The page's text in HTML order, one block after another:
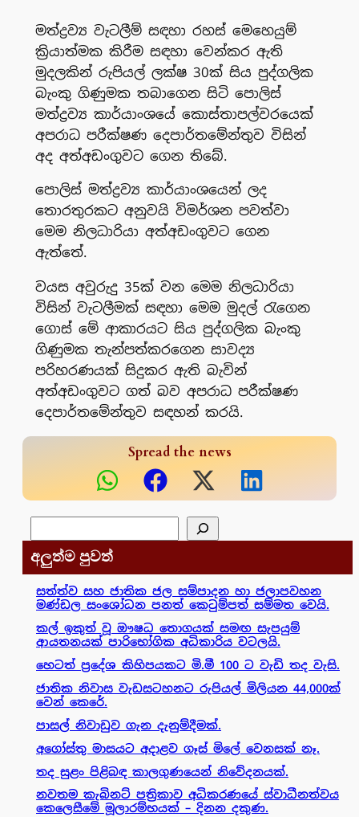
මත්ද්‍රව්‍ය වැටලීම් සඳහා රහස් මෙහෙයුම්
ක්‍රියාත්මක කිරීම සඳහා වෙන්කර ඇති
මුදලකින් රුපියල් ලක්ෂ 30ක් සිය පුද්ගලික
බැංකු ගිණුමක තබාගෙන සිටි පොලිස්
මත්ද්‍රව්‍ය කාර්යාංශයේ කොස්තාපල්වරයෙක්
අපරාධ පරීක්ෂණ දෙපාර්තමේන්තුව විසින්
අද අත්අඩංගුවට ගෙන තිබේ.
පොලිස් මත්ද්‍රව්‍ය කාර්යාංශයෙන් ලද
තොරතුරකට අනුවයි විමර්ශන පවත්වා
මෙම නිලධාරියා අත්අඩංගුවට ගෙන
ඇත්තේ.
වයස අවුරුදු 35ක් වන මෙම නිලධාරියා
විසින් වැටලීමක් සඳහා මෙම මුදල් රැගෙන
ගොස් මේ ආකාරයට සිය පුද්ගලික බැංකු
ගිණුමක තැන්පත්කරගෙන සාවද්‍ය
පරිහරණයක් සිදුකර ඇති බැවින්
අත්අඩංගුවට ගත් බව අපරාධ පරීක්ෂණ
දෙපාර්තමේන්තුව සඳහන් කරයි.
Spread the news
අලුත්ම පුවත්
සත්ත්ව සහ ජාතික ජල සම්පාදන හා ජලාපවහන
මණ්ඩල සංශෝධන පනත් කෙටුම්පත් සම්මත වෙයි.
කල් ඉකුත් වූ ඖෂධ තොගයක් සමඟ සැපයුම්
ආයතනයක් පාරිභෝගික අධිකාරිය වටලයි.
හෙටත් ප්‍රදේශ කිහිපයකට මි.මී 100 ට වැඩි තද වැසි.
ජාතික නිවාස වැඩසටහනට රුපියල් මිලියන 44,000ක්
වෙන් කෙරේ.
පාසල් නිවාඩුව ගැන දැනුම්දීමක්.
අගෝස්තු මාසයට අදාළව ගෑස් මිලේ වෙනසක් නෑ.
තද සුළං පිළිබඳ කාලගුණයෙන් නිවේදනයක්.
නවතම කැබිනට් පත්‍රිකාව අධිකරණයේ ස්වාධීනත්වය
කෙලෙසීමේ මූලාරම්භයක් – දිනන දකුණ.